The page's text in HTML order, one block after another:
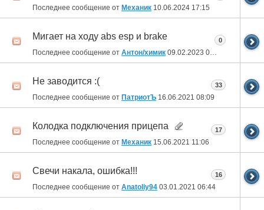
Последнее сообщение от Механик 10.06.2024 17:15
Мигает на ходу abs esp и brake
Последнее сообщение от Антон/химик 09.02.2023 06:57
0
Не заводится :(
Последнее сообщение от ПатриотЪ 16.06.2021 08:09
33
Колодка подключения прицепа
Последнее сообщение от Механик 15.06.2021 11:06
17
Свечи накала, ошибка!!!
Последнее сообщение от Anatoliy94 03.01.2021 06:44
16